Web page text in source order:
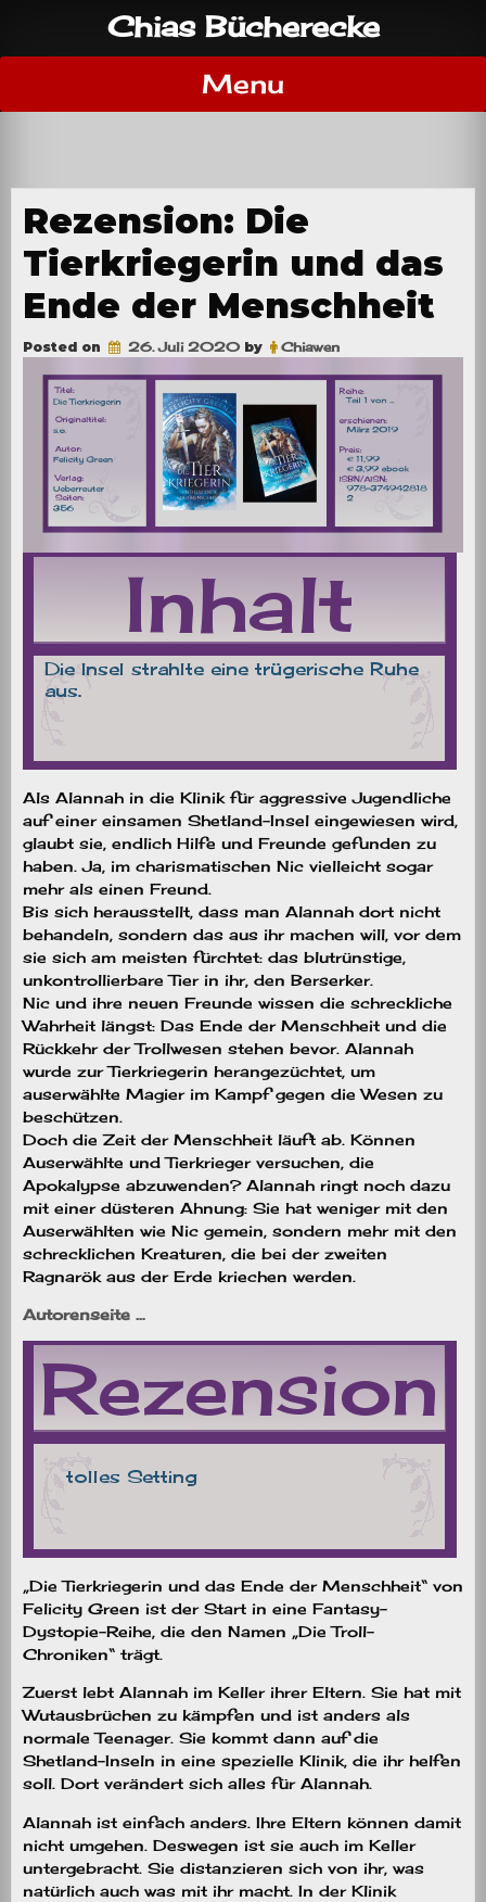
content
Chias Bücherecke
Menu
Rezension: Die
Tierkriegerin und das
Ende der Menschheit
Posted on 26. Juli 2020by Chiawen
Als Alannah in die Klinik für aggressive Jugendliche
auf einer einsamen Shetland-Insel eingewiesen wird,
glaubt sie, endlich Hilfe und Freunde gefunden zu
haben. Ja, im charismatischen Nic vielleicht sogar
mehr als einen Freund.
Bis sich herausstellt, dass man Alannah dort nicht
behandeln, sondern das aus ihr machen will, vor dem
sie sich am meisten fürchtet: das blutrünstige,
unkontrollierbare Tier in ihr, den Berserker.
Nic und ihre neuen Freunde wissen die schreckliche
Wahrheit längst: Das Ende der Menschheit und die
Rückkehr der Trollwesen stehen bevor. Alannah
wurde zur Tierkriegerin herangezüchtet, um
auserwählte Magier im Kampf gegen die Wesen zu
beschützen.
Doch die Zeit der Menschheit läuft ab. Können
Auserwählte und Tierkrieger versuchen, die
Apokalypse abzuwenden? Alannah ringt noch dazu
mit einer düsteren Ahnung: Sie hat weniger mit den
Auserwählten wie Nic gemein, sondern mehr mit den
schrecklichen Kreaturen, die bei der zweiten
Ragnarök aus der Erde kriechen werden.
Autorenseite …
„Die Tierkriegerin und das Ende der Menschheit“ von
Felicity Green ist der Start in eine Fantasy-
Dystopie-Reihe, die den Namen „Die Troll-
Chroniken“ trägt.
Zuerst lebt Alannah im Keller ihrer Eltern. Sie hat mit
Wutausbrüchen zu kämpfen und ist anders als
normale Teenager. Sie kommt dann auf die
Shetland-Inseln in eine spezielle Klinik, die ihr helfen
soll. Dort verändert sich alles für Alannah.
Alannah ist einfach anders. Ihre Eltern können damit
nicht umgehen. Deswegen ist sie auch im Keller
untergebracht. Sie distanzieren sich von ihr, was
natürlich auch was mit ihr macht. In der Klinik